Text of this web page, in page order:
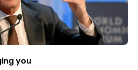
you